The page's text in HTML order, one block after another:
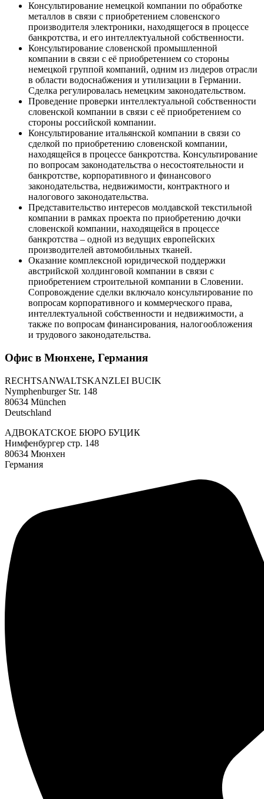
Консультирование немецкой компании по обработке
металлов в связи с приобретением словенского
производителя электроники, находящегося в процессе
банкротства, и его интеллектуальной собственности.
Консультирование словенской промышленной
компании в связи с её приобретением со стороны
немецкой группой компаний, одним из лидеров отрасли
в области водоснабжения и утилизации в Германии.
Сделка регулировалась немецким законодательством.
Проведение проверки интеллектуальной собственности
словенской компании в связи с её приобретением со
стороны российской компании.
Консультирование итальянской компании в связи со
сделкой по приобретению словенской компании,
находящейся в процессе банкротства. Консультирование
по вопросам законодательства о несостоятельности и
банкротстве, корпоративного и финансового
законодательства, недвижимости, контрактного и
налогового законодательства.
Представительство интересов молдавской текстильной
компании в рамках проекта по приобретению дочки
словенской компании, находящейся в процессе
банкротства – одной из ведущих европейских
производителей автомобильных тканей.
Оказание комплексной юридической поддержки
австрийской холдинговой компании в связи с
приобретением строительной компании в Словении.
Сопровождение сделки включало консультирование по
вопросам корпоративного и коммерческого права,
интеллектуальной собственности и недвижимости, а
также по вопросам финансирования, налогообложения
и трудового законодательства.
Офис в Мюнхене, Германия
RECHTSANWALTSKANZLEI BUCIK
Nymphenburger Str. 148
80634 München
Deutschland
АДВОКАТСКОЕ БЮРО БУЦИК
Нимфенбургер стр. 148
80634 Мюнхен
Германия